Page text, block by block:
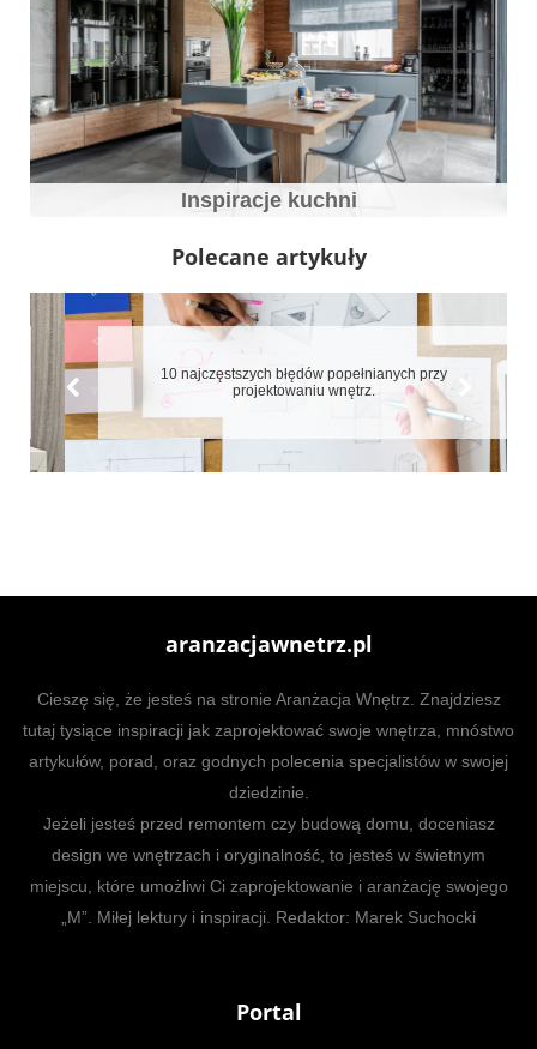
Inspiracje kuchni
Polecane artykuły
10 najczęstszych błędów popełnianych przy
projektowaniu wnętrz.
aranzacjawnetrz.pl
Cieszę się, że jesteś na stronie Aranżacja Wnętrz. Znajdziesz
tutaj tysiące inspiracji jak zaprojektować swoje wnętrza, mnóstwo
artykułów, porad, oraz godnych polecenia specjalistów w swojej
dziedzinie.
Jeżeli jesteś przed remontem czy budową domu, doceniasz
design we wnętrzach i oryginalność, to jesteś w świetnym
miejscu, które umożliwi Ci zaprojektowanie i aranżację swojego
„M”. Miłej lektury i inspiracji. Redaktor: Marek Suchocki
Portal